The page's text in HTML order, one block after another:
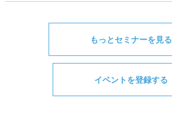
もっとセミナーを見る
イベントを登録する